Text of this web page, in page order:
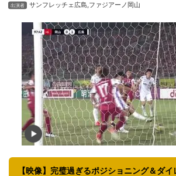
サンフレッチェ広島,ファジアーノ岡山